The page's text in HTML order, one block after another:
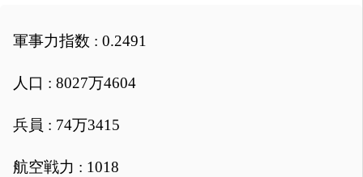
軍事力指数 : 0.2491
人口 : 8027万4604
兵員 : 74万3415
航空戦力 : 1018